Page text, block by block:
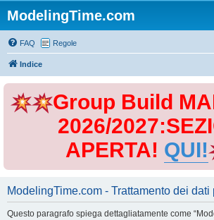
ModelingTime.com
FAQ Regole
Indice
Group Build
2026/
APERTA! QUI!
ModelingTime.com - Trattamento dei dati
Questo paragrafo spiega dettagliatamente come